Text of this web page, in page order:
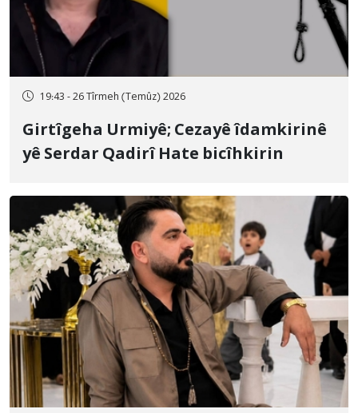
19:43 - 26 Tîrmeh (Temûz) 2026
Girtîgeha Urmiyê; Cezayê îdamkirinê
yê Serdar Qadirî Hate bicîhkirin